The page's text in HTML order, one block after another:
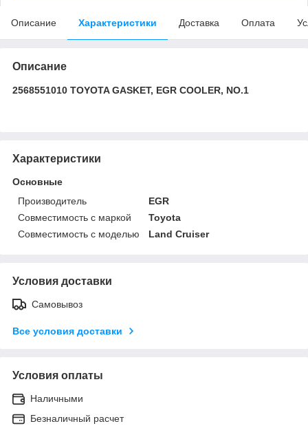
Описание Характеристики Доставка Оплата
Описание
2568551010 TOYOTA GASKET, EGR COOLER, NO.1
Характеристики
Основные
Производитель
EGR
Совместимость с маркой
Toyota
Совместимость с моделью
Land Cruiser
Условия доставки
Самовывоз
Все условия доставки
Условия оплаты
Наличными
Безналичный расчет